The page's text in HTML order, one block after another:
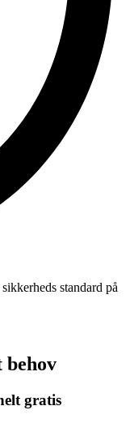
standard på
gratis